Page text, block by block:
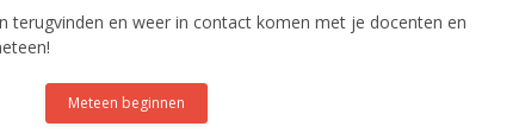
terugvinden en weer in contact komen met je docenten en
Meteen beginnen